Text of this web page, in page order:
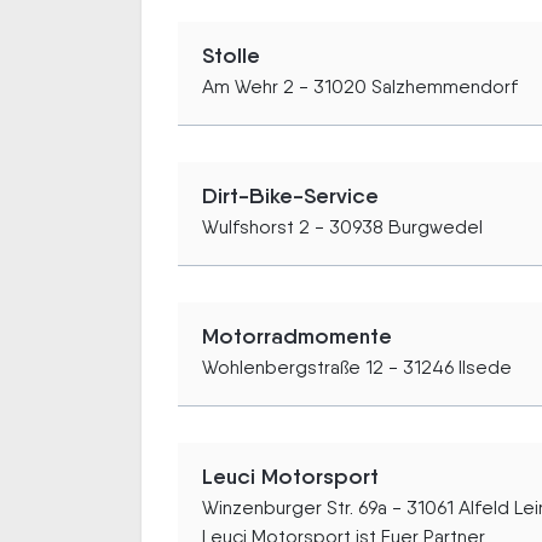
Stolle
Am Wehr 2 - 31020 Salzhemmendorf
Dirt-Bike-Service
Wulfshorst 2 - 30938 Burgwedel
Motorradmomente
Wohlenbergstraße 12 - 31246 Ilsede
Leuci Motorsport
Winzenburger Str. 69a - 31061 Alfeld
Leuci Motorsport ist Euer Partner...